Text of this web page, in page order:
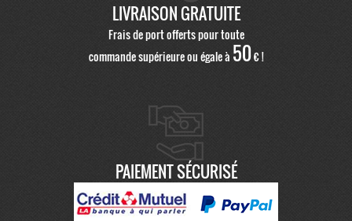
LIVRAISON GRATUITE
Frais de port offerts pour toute
commande supérieure ou égale à 50€ !
PAIEMENT SÉCURISÉ